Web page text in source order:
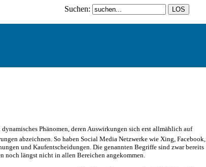
Suchen:
Phänomen, deren Auswirkungen sich erst allmählich auf
abzeichnen. So haben Social Media Netzwerke wie Xing, Facebook,
und Kaufentscheidungen. Die genannten Begriffe sind zwar bereits
noch längst nicht in allen Bereichen angekommen.